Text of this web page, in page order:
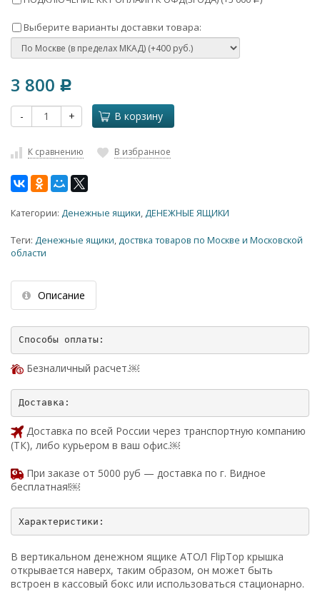
Выберите варианты доставки товара:
3 800 Р
- + В корзину
К сравнению В избранное
Категории: Денежные ящики,ДЕНЕЖНЫЕ ЯЩИКИ
Теги: Денежные ящики,доствка товаров по Москве и Московской
области
Описание
Безналичный расчет.￼
Доставка по всей России через транспортную компанию
(ТК), либо курьером в ваш офис.￼
При заказе от 5000 руб — доставка по г. Видное
бесплатная!￼
В вертикальном денежном ящике АТОЛ FlipTop крышка
открывается наверх, таким образом, он может быть
встроен в кассовый бокс или использоваться стационарно.